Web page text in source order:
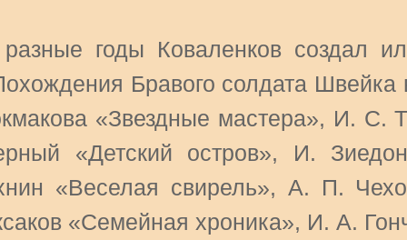
годы Коваленков создал
Бравого солдата
«Звездные мастера», И. С.
«Детский остров», И.
«Веселая свирель», А. П.
«Семейная хроника», И. А.